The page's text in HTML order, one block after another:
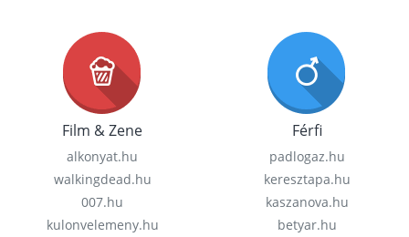
Film & Zene
alkonyat.hu
walkingdead.hu
007.hu
kulonvelemeny.hu
Férfi
padlogaz.hu
keresztapa.hu
kaszanova.hu
betyar.hu